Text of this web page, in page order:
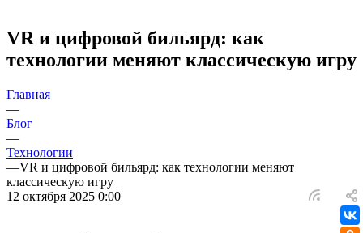
VR и цифровой бильярд: как
технологии меняют классическую игру
Главная
—
Блог
—
Технологии
—VR и цифровой бильярд: как технологии меняют
классическую игру
12 октября 2025 0:00